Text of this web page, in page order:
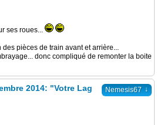
ses roues...
pièces de train avant et arrière...
donc compliqué de remonter la boite
Nemesis67 ↓
2014: "Votre Lag